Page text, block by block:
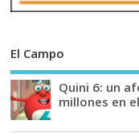
El Campo
Quini 6: un
millones en